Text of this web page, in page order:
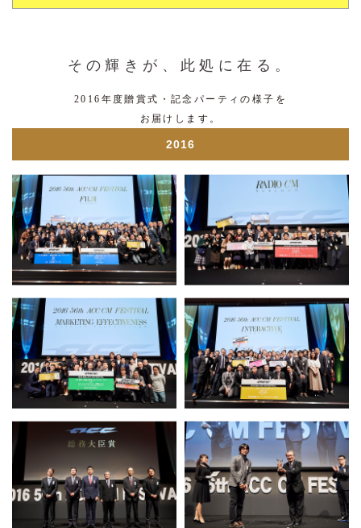
プライバシーポリシー セキュリティーポリシー
閉じる
その輝きが、此処に在る。
2016年度贈賞式・記念パーティの様子を
お届けします。
2016